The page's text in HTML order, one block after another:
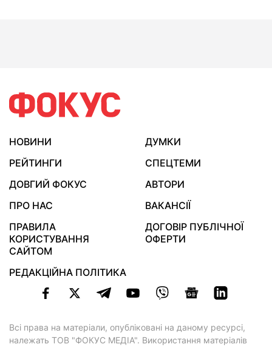
НОВИНИ
ДУМКИ
РЕЙТИНГИ
СПЕЦТЕМИ
ДОВГИЙ ФОКУС
АВТОРИ
ПРО НАС
ВАКАНСІЇ
ПРАВИЛА
КОРИСТУВАННЯ
САЙТОМ
ДОГОВІР ПУБЛІЧНОЇ
ОФЕРТИ
РЕДАКЦІЙНА ПОЛІТИКА
Всі права на матеріали, опубліковані на даному ресурсі,
належать ТОВ "ФОКУС МЕДІА". Використання матеріалів